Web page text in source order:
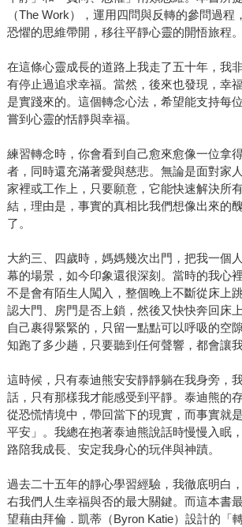
（The Work），運用四問與反轉的參問過程
恐懼的思維帶開，移往平靜心靈的開悟旅程。
在這條心靈成長的道路上我走了五十年，我
有停止過追求幸福。當然，後來也發現，幸
是實踐來的。這個轉念心法，希望能支持每
嘗到心靈的恬靜與幸福。
練習轉念時，你會看到自己愈來愈像一位拿
者，同時還充滿著愛與慈悲。無論是面對家
家裡或工作上，只要願意，它能快速解決所
結，理由是，事實的真相比我們想像出來的
了。
大約三、四歲時，媽媽幾次出門，把我一個
幕的場景，如今印象還很深刻。當時的我心
不是會有陌生人闖入，整個晚上不斷從床上
認大門、房門是否上鎖，然後又快快奔回床
自己裹得緊緊的，只留一點點可以呼吸的空
知跑了多少趟，只要聽到任何聲響，都會讓我
這時候，只有泰迪熊安安靜靜躺在我身旁，
話，只有那樣我才能感受到平靜。泰迪熊的
從恐慌情境中，帶回當下的現實，而事實就
平安」。我總在抱著泰迪熊說話時慢慢入眠
路陪我成長、安定我身心的玩伴與神蹟。
過去二十五年的靜心學習經驗，我徹底明白
右我們人生幸福與否的最大關鍵。而這本書
望藉由拜倫．凱蒂（Byron Katie）設計的「